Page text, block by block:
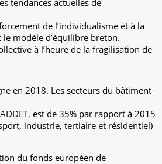
tendances actuelles de
de l’individualisme et à la
modèle d’équilibre breton.
à l’heure de la fragilisation de
en 2018. Les secteurs du bâtiment
est de 35% par rapport à 2015
industrie, tertiaire et résidentiel)
du fonds européen de